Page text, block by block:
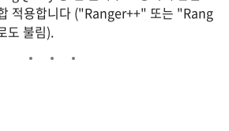
적용합니다 ("Ranger++" 또는 "Rang
불림).